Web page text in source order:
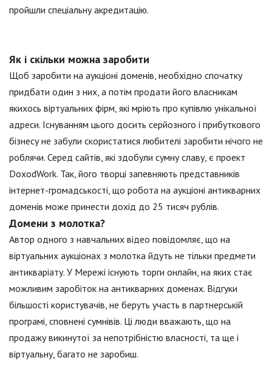
пройшли спеціальну акредитацію.
Як і скільки можна заробити
Щоб заробити на аукціоні доменів, необхідно спочатку
придбати один з них, а потім продати його власникам
якихось віртуальних фірм, які мріють про купівлю унікальної
адреси. Існуванням цього досить серйозного і прибуткового
бізнесу не забули скористатися любителі заробити нічого не
роблячи. Серед сайтів, які здобули сумну славу, є проект
DoxodWork. Так, його творці запевняють представників
інтернет-громадськості, що робота на аукціоні антикварних
доменів може принести дохід до 25 тисяч рублів.
Домени з молотка?
Автор одного з навчальних відео повідомляє, що на
віртуальних аукціонах з молотка йдуть не тільки предмети
антикваріату. У Мережі існують торги онлайн, на яких стає
можливим заробіток на антикварних доменах. Відгуки
більшості користувачів, не беруть участь в партнерській
програмі, сповнені сумнівів. Ці люди вважають, що на
продажу викинутої за непотрібністю власності, та ще і
віртуальну, багато не заробиш.